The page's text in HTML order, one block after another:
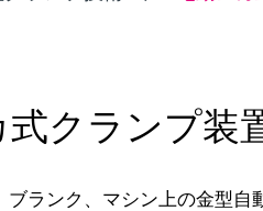
式クランプ装
ブランク、マシン上の金型自